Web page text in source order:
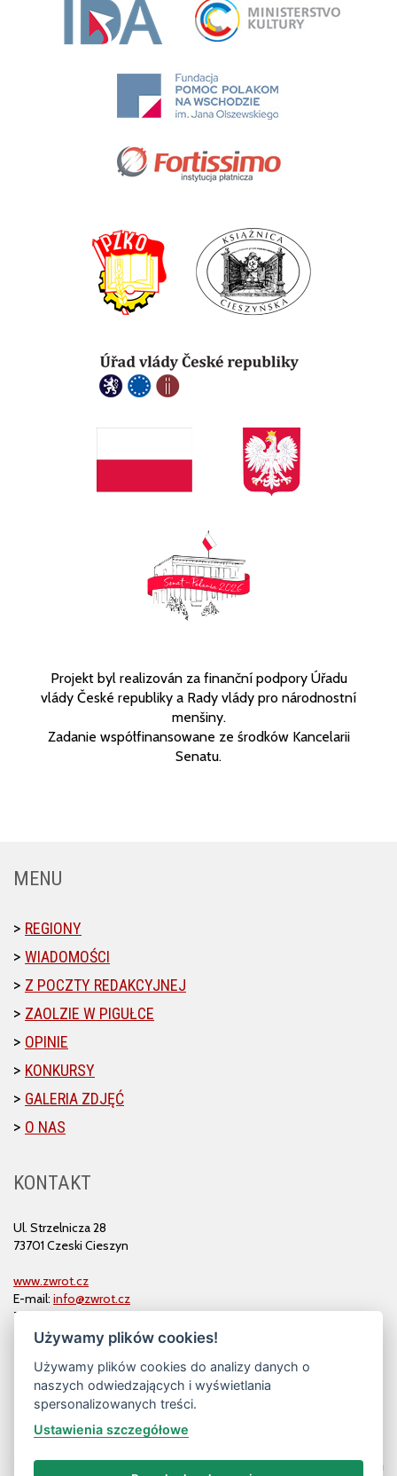
Projekt byl realizován za finanční podpory Úřadu
vlády České republiky a Rady vlády pro národnostní
menšiny.
Zadanie współfinansowane ze środków Kancelarii
Senatu.
MENU
REGIONY
WIADOMOŚCI
Z POCZTY REDAKCYJNEJ
ZAOLZIE W PIGUŁCE
OPINIE
KONKURSY
GALERIA ZDJĘĆ
O NAS
KONTAKT
Ul. Strzelnicza 28
73701 Czeski Cieszyn
www.zwrot.cz
E-mail: info@zwrot.cz
Tel. i faks: 558 711 582
Używamy plików cookies!
Używamy plików cookies do analizy danych o
naszych odwiedzających i wyświetlania
spersonalizowanych treści.
Ustawienia szczegółowe